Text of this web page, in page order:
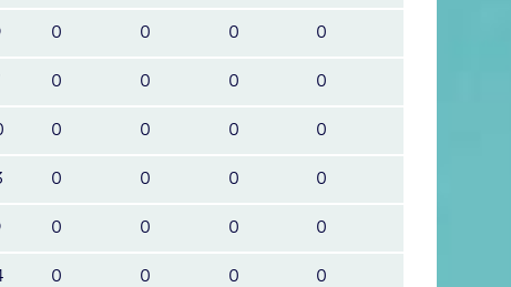
0 0 0 0
0 0 0 0
0 0 0 0
0 0 0 0
0 0 0 0
0 0 0 0